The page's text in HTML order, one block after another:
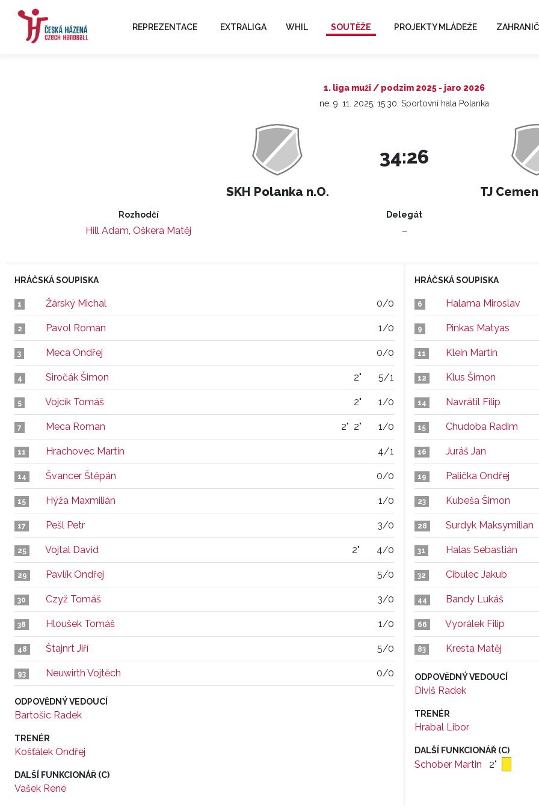
REPREZENTACE EXTRALIGA WHIL SOUTĚŽE PROJEKTY MLÁDEŽE
1. liga muži / podzim 2025 - jaro 2026
ne, 9. 11. 2025, 15:30, Sportovní hala Polanka
SKH Polanka n.O.
34:26
TJ
Rozhodčí
Hill Adam, Oškera Matěj
Delegát
–
HRÁČSKÁ SOUPISKA
1 Žárský Michal 0/0
2 Pavol Roman 1/0
3 Meca Ondřej 0/0
4 Siročák Šimon 2" 5/1
5 Vojcík Tomáš 2" 1/0
7 Meca Roman 2" 2" 1/0
11 Hrachovec Martin 4/1
14 Švancer Štěpán 0/0
15 Hýža Maxmilián 1/0
17 Pešl Petr 3/0
25 Vojtal David 2" 4/0
29 Pavlík Ondřej 5/0
30 Czyž Tomáš 3/0
38 Hloušek Tomáš 1/0
48 Štajnrt Jiří 5/0
93 Neuwirth Vojtěch 0/0
ODPOVĚDNÝ VEDOUCÍ
Bartošic Radek
TRENÉR
Košťálek Ondřej
DALŠÍ FUNKCIONÁŘ (C)
Vašek René
HRÁČSKÁ SOUPISKA
6 Halama Miroslav
9 Pinkas Matyas
11 Klein Martin
12 Klus Šimon
14 Navrátil Filip
15 Chudoba Radim
16 Juráš Jan
19 Palička Ondřej
23 Kubeša Šimon
28 Surdyk Maksymilian
31 Halas Sebastián
32 Cibulec Jakub
44 Bandy Lukáš
66 Vyorálek Filip
83 Kresta Matěj
ODPOVĚDNÝ VEDOUCÍ
Diviš Radek
TRENÉR
Hrabal Libor
DALŠÍ FUNKCIONÁŘ (C)
Schober Martin 2"